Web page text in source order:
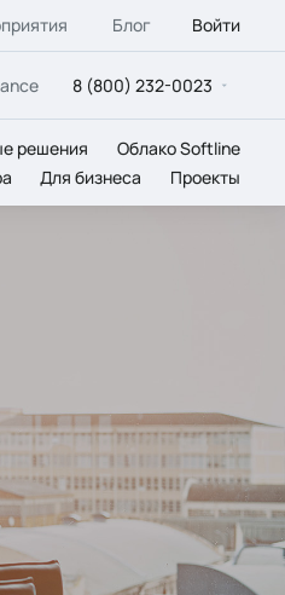
Блог Войти
8 (800) 232-0023
решения
Облако Softline
Для бизнеса Проекты